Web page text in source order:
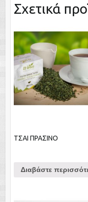
Σχετικά
ΤΣΑΙ ΠΡΑΣΙΝΟ
Διαβάστε